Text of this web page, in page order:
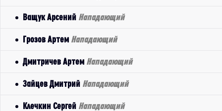
Ващук Арсений Нападающий
Грозов Артем Нападающий
Дмитричев Артем Нападающий
Зайцев Дмитрий Нападающий
Клечкин Сергей Нападающий